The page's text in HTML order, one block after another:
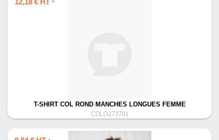
12,18 € HT *
T-SHIRT COL ROND MANCHES LONGUES FEMME
CDLO273791